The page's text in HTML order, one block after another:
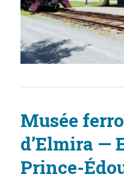
Musée
d’Elmira —
Prince-